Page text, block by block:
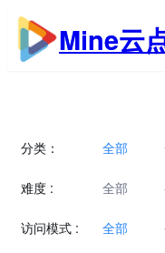
跳
至
内
Mine云
分类： 全部
难度 : 全部
访问模式 : 全部